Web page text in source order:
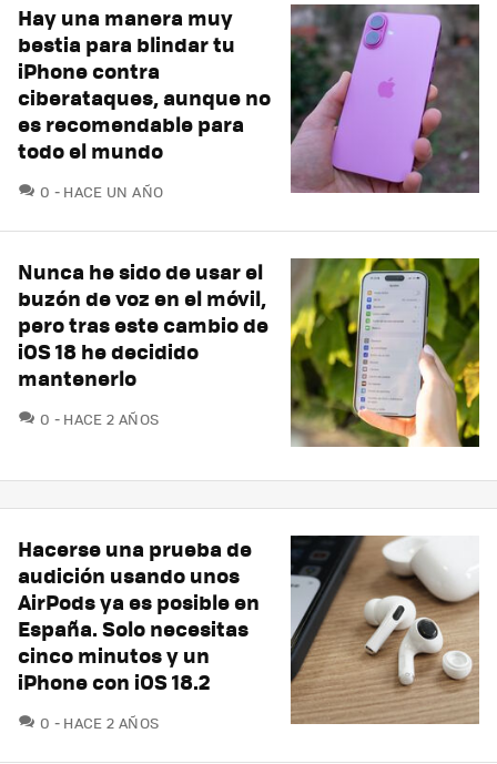
Hay una manera muy
bestia para blindar tu
iPhone contra
ciberataques, aunque no
es recomendable para
todo el mundo
0 COMENTARIOS
HACE UN AÑO
Nunca he sido de usar el
buzón de voz en el móvil,
pero tras este cambio de
iOS 18 he decidido
mantenerlo
0 COMENTARIOS
HACE 2 AÑOS
Hacerse una prueba de
audición usando unos
AirPods ya es posible en
España. Solo necesitas
cinco minutos y un
iPhone con iOS 18.2
0 COMENTARIOS
HACE 2 AÑOS